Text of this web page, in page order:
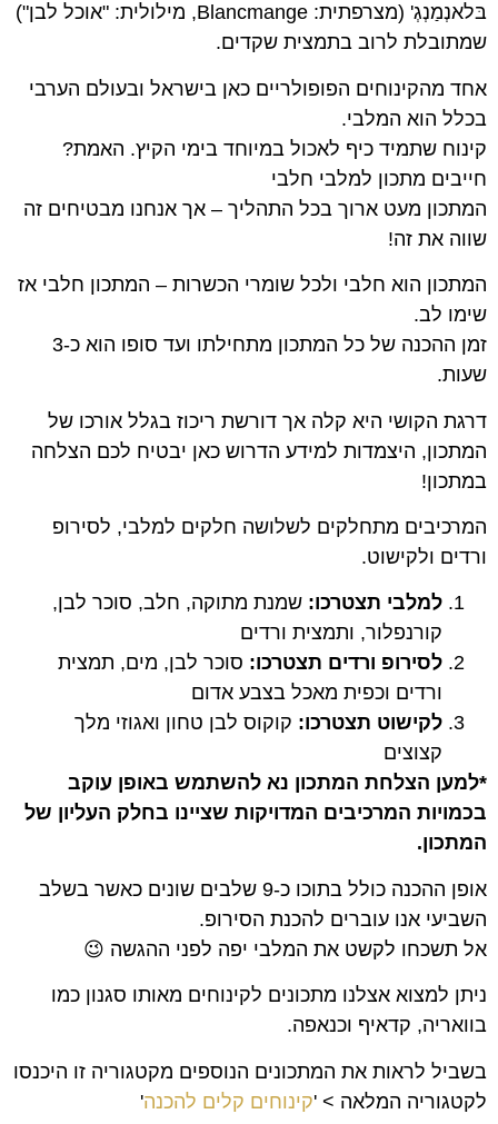
בּלאנְמַנְגְ' (מצרפתית: Blancmange, מילולית: "אוכל לבן")
שמתובלת לרוב בתמצית שקדים.
אחד מהקינוחים הפופולריים כאן בישראל ובעולם הערבי
בכלל הוא המלבי.
קינוח שתמיד כיף לאכול במיוחד בימי הקיץ. האמת?
חייבים מתכון למלבי חלבי
המתכון מעט ארוך בכל התהליך – אך אנחנו מבטיחים זה
שווה את זה!
המתכון הוא חלבי ולכל שומרי הכשרות – המתכון חלבי אז
שימו לב.
זמן ההכנה של כל המתכון מתחילתו ועד סופו הוא כ-3
שעות.
דרגת הקושי היא קלה אך דורשת ריכוז בגלל אורכו של
המתכון, היצמדות למידע הדרוש כאן יבטיח לכם הצלחה
במתכון!
המרכיבים מתחלקים לשלושה חלקים למלבי, לסירופ
ורדים ולקישוט.
למלבי תצטרכו: שמנת מתוקה, חלב, סוכר לבן,
קורנפלור, ותמצית ורדים
לסירופ ורדים תצטרכו: סוכר לבן, מים, תמצית
ורדים וכפית מאכל בצבע אדום
לקישוט תצטרכו: קוקוס לבן טחון ואגוזי מלך
קצוצים
*למען הצלחת המתכון נא להשתמש באופן עוקב
בכמויות המרכיבים המדויקות שציינו בחלק העליון של
המתכון.
אופן ההכנה כולל בתוכו כ-9 שלבים שונים כאשר בשלב
השביעי אנו עוברים להכנת הסירופ.
אל תשכחו לקשט את המלבי יפה לפני ההגשה 😉
ניתן למצוא אצלנו מתכונים לקינוחים מאותו סגנון כמו
בוואריה, קדאיף וכנאפה.
בשביל לראות את המתכונים הנוספים מקטגוריה זו היכנסו
לקטגוריה המלאה > 'קינוחים קלים להכנה'